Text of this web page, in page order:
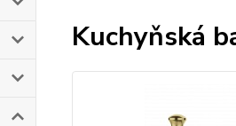
Kuchyňská